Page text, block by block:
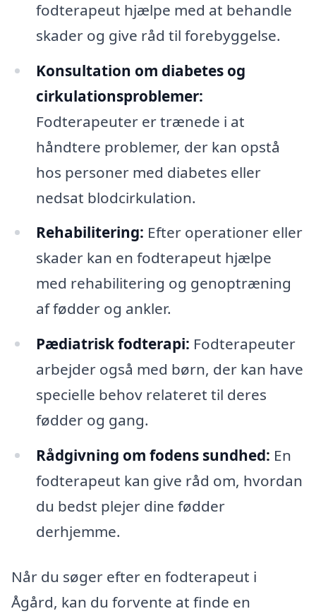
fodterapeut hjælpe med at behandle
skader og give råd til forebyggelse.
Konsultation om diabetes og
cirkulationsproblemer:
Fodterapeuter er trænede i at
håndtere problemer, der kan opstå
hos personer med diabetes eller
nedsat blodcirkulation.
Rehabilitering: Efter operationer eller
skader kan en fodterapeut hjælpe
med rehabilitering og genoptræning
af fødder og ankler.
Pædiatrisk fodterapi: Fodterapeuter
arbejder også med børn, der kan have
specielle behov relateret til deres
fødder og gang.
Rådgivning om fodens sundhed: En
fodterapeut kan give råd om, hvordan
du bedst plejer dine fødder
derhjemme.
Når du søger efter en fodterapeut i
Ågård, kan du forvente at finde en